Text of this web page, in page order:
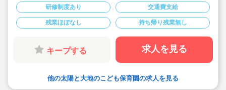
上線「朝霞台駅」
★時給1,640円、別途交通費支給！
★時間固定＆土日祝休みなのでワークライフバランスも
取りやすいです！
研修制度あり 交通費支給
残業ほぼなし 持ち帰り残業無し
キープする 求人を見る
他の太陽と大地のこども保育園の求人を見る